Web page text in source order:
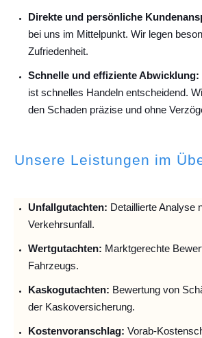
Direkte und persönliche
bei uns im Mittelpunkt. Wir legen
Zufriedenheit.
Schnelle und effiziente Abwicklung:
ist schnelles Handeln entscheidend.
den Schaden präzise und ohne
Unsere Leistungen im
Unfallgutachten: Detaillierte Analyse
Verkehrsunfall.
Wertgutachten: Marktgerechte
Fahrzeugs.
Kaskogutachten: Bewertung von
der Kaskoversicherung.
Kostenvoranschlag: Vorab-